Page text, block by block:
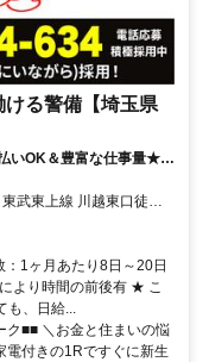
る警備【埼玉県
いOK＆豊富な仕事量★仕
武東上線 川越東口徒歩
玉県川越市エリア(的場
1ヶ月あたり8日～20日
より時間の前後有 ★ こ
も、日給...
ク■■ ＼お金と住まいの悩
電付きの1Rですぐに新生